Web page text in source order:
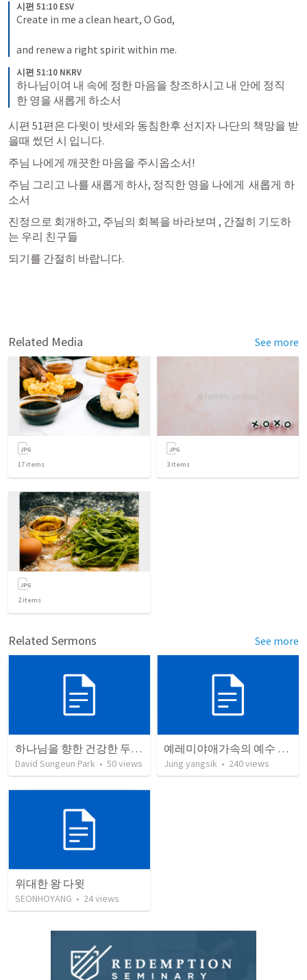
시편 51:10 ESV
Create in me a clean heart, O God,
and renew a right spirit within me.
시편 51:10 NKRV
하나님이여 내 속에 정한 마음을 창조하시고 내 안에 정직
한 영을 새롭게 하소서
시편 51편은 다윗이 밧세와 동침한후 선지자 나단의 책망을 받
을때 썼던 시 입니다.
주님 나에게 깨끗한 마음을 주시옵소서!
주님 그리고 나를 새롭게 하사, 정직한 영을 나에게  새롭게 하
소서
진정으로 회개하고, 주님의 회복을 바라보며 , 간절히 기도하
는 우리 친구들
되기를 간절히 바랍니다.
Related Media See more
17 items 3 items
2items
Related Sermons See more
하나님을 향한 건강한 두려움 회복하기 (삼하 11-12장)
David Sungeun Park • 50views
예레미야애가속의 예수 그리스도
Jung yangsik • 240views
위대한 왕 다윗
SEONHOYANG • 24views